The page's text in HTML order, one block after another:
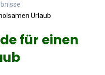
Urlaub
für einen